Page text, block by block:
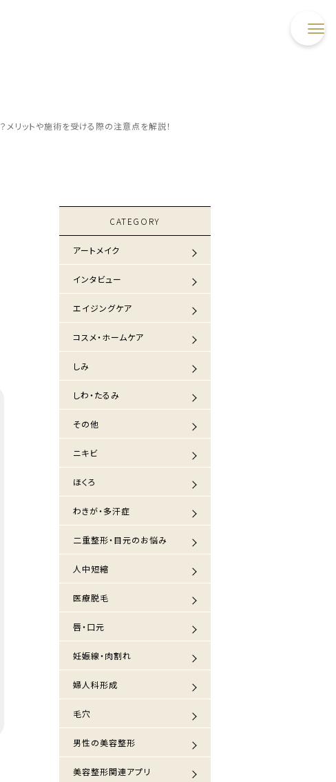
リットや施術を受ける際の注意点を解説！
CATEGORY
アートメイク
インタビュー
エイジングケア
コスメ・ホームケア
しみ
しわ・たるみ
その他
ニキビ
ほくろ
わきが・多汗症
二重整形・目元のお悩み
人中短縮
医療脱毛
唇・口元
妊娠線・肉割れ
婦人科形成
毛穴
男性の美容整形
美容整形関連アプリ